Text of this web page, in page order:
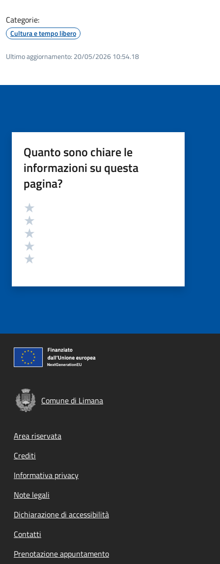
Categorie:
Cultura e tempo libero
Ultimo aggiornamento: 20/05/2026 10:54.18
Quanto sono chiare le
informazioni su questa
pagina?
Valutazione
Comune di Limana
Footer menu
Area riservata
Crediti
Informativa privacy
Note legali
Dichiarazione di accessibilità
Contatti
Prenotazione appuntamento